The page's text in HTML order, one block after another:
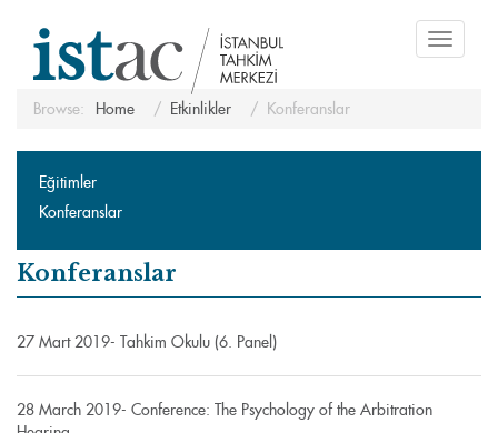
Toggle
Browse: Home Etkinlikler Konferanslar
Eğitimler
Konferanslar
Konferanslar
27 Mart 2019- Tahkim Okulu (6. Panel)
28 March 2019- Conference: The Psychology of the Arbitration